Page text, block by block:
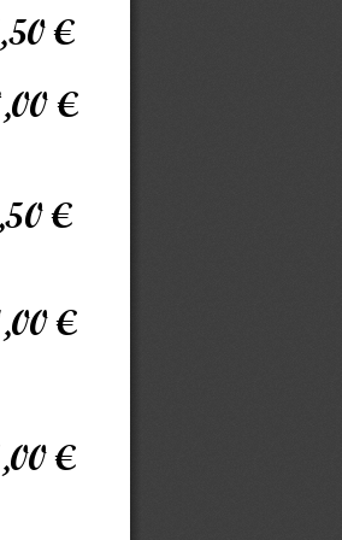
€
€
€
€